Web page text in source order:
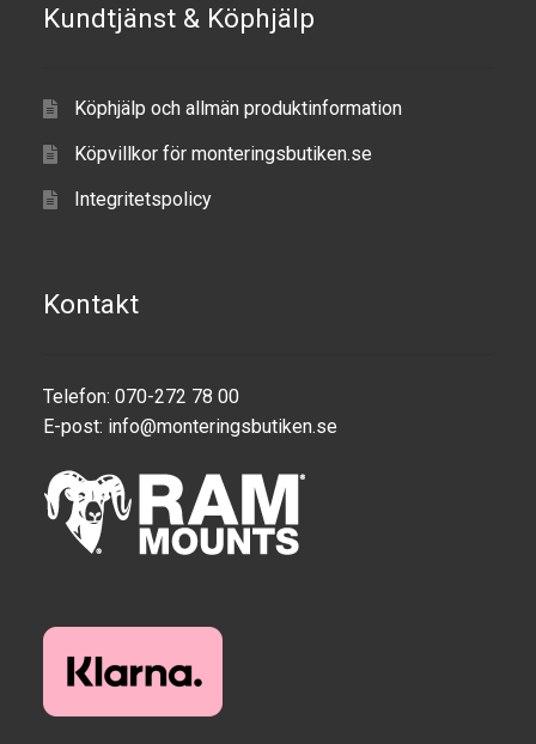
Kundtjänst & Köphjälp
Köphjälp och allmän produktinformation
Köpvillkor för monteringsbutiken.se
Integritetspolicy
Kontakt
Telefon: 070-272 78 00
E-post: info@monteringsbutiken.se